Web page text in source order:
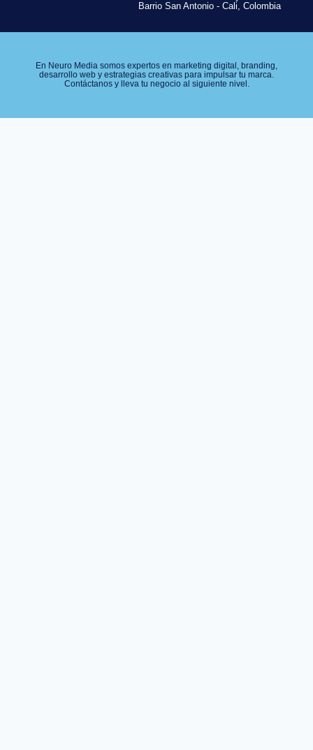
Barrio San Antonio - Cali, Colombia
En Neuro Media somos expertos en marketing digital, branding,
desarrollo web y estrategias creativas para impulsar tu marca.
Contáctanos y lleva tu negocio al siguiente nivel.